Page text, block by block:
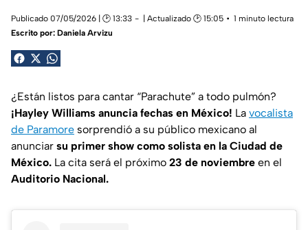
Publicado 07/05/2026 | 🕑 13:33 | Actualizado 🕑 15:05
1 minuto lectura
Escrito por: Daniela Arvizu
¿Están listos para cantar “Parachute” a todo pulmón?
¡Hayley Williams anuncia fechas en México! La vocalista
de Paramore sorprendió a su público mexicano al
anunciar su primer show como solista en la Ciudad de
México. La cita será el próximo 23 de noviembre en el
Auditorio Nacional.